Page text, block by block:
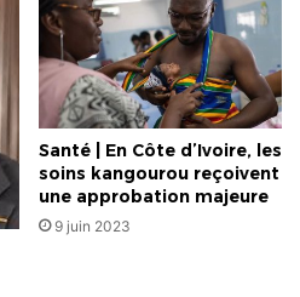
Santé | En Côte d’Ivoire, les
soins kangourou reçoivent
une approbation majeure
9 juin 2023